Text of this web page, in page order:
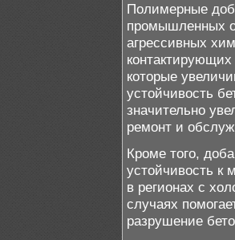
Полимерные
промышленных
агрессивных
которые
устойчивость
значительно
ремонт и
Кроме того,
устойчивость к
в регионах с
случаях
разрушение